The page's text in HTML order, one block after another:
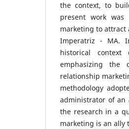
the context, to
present work
marketing to
Imperatriz - MA.
historical
emphasizing
relationship
methodology
administrator of an
the research in a
marketing is an